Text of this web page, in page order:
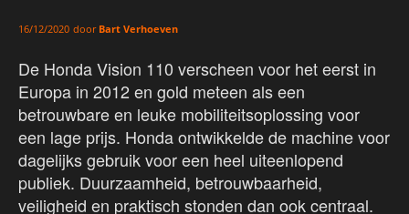
16/12/2020 door Bart Verhoeven
De Honda Vision 110 verscheen voor het eerst in
Europa in 2012 en gold meteen als een
betrouwbare en leuke mobiliteitsoplossing voor
een lage prijs. Honda ontwikkelde de machine voor
dagelijks gebruik voor een heel uiteenlopend
publiek. Duurzaamheid, betrouwbaarheid,
veiligheid en praktisch stonden dan ook centraal.